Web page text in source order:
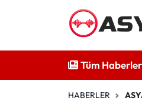
Tüm Haberler
HABERLER